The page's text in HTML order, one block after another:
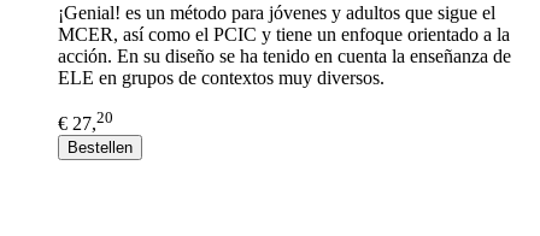
¡Genial! es un método para jóvenes y adultos que sigue el
MCER, así como el PCIC y tiene un enfoque orientado a la
acción. En su diseño se ha tenido en cuenta la enseñanza de
ELE en grupos de contextos muy diversos.
€ 27,20
Bestellen